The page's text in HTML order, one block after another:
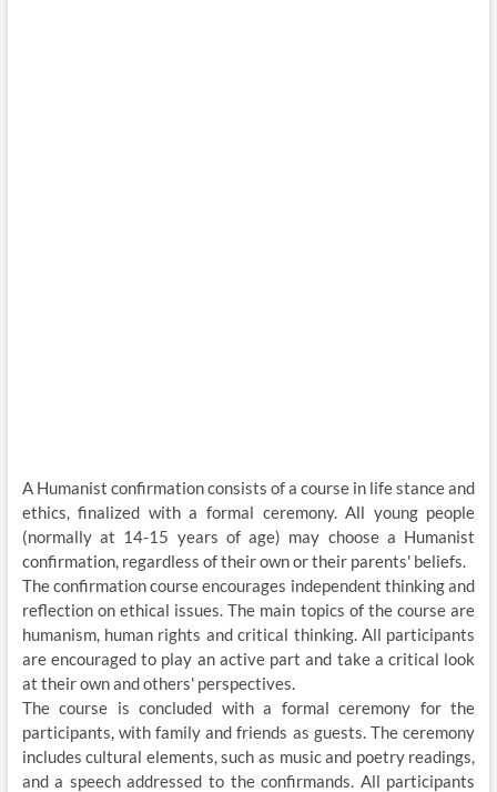
A Humanist confirmation consists of a course in life stance and
ethics, finalized with a formal ceremony. All young people
(normally at 14-15 years of age) may choose a Humanist
confirmation, regardless of their own or their parents' beliefs.
The confirmation course encourages independent thinking and
reflection on ethical issues. The main topics of the course are
humanism, human rights and critical thinking. All participants
are encouraged to play an active part and take a critical look
at their own and others' perspectives.
The course is concluded with a formal ceremony for the
participants, with family and friends as guests. The ceremony
includes cultural elements, such as music and poetry readings,
and a speech addressed to the confirmands. All participants